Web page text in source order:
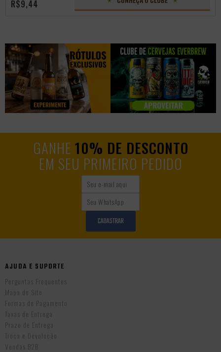
R$9,44
GANHE 10% DE DESCONTO
EM SEU PRIMEIRO PEDIDO
CADASTRAR
AJUDA E SUPORTE
Perguntas Frequentes
Mapa do Site
Formas de Pagamento
Taxas de Entrega
Prazo de Entrega
Troca e Devolução
Vendas B2B